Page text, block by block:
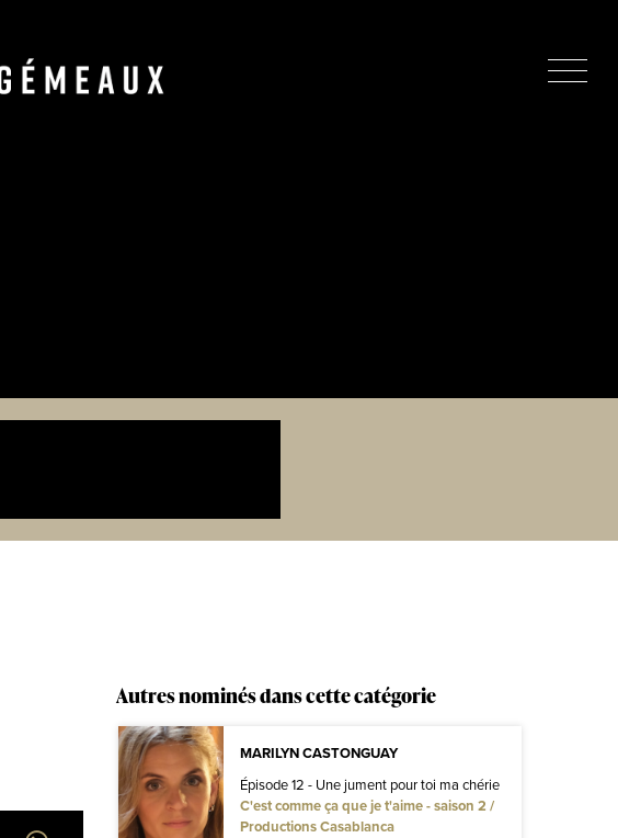
Autres nominés dans cette catégorie
MARILYN CASTONGUAY
Épisode 12 - Une jument pour toi ma chérie
C'est comme ça que je t'aime - saison 2 /
Productions Casablanca